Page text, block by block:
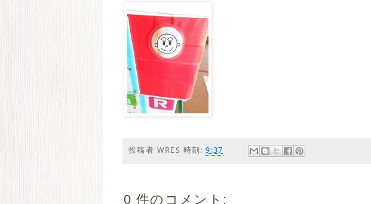
投稿者 WRES 時刻:9:37
0 件のコメント: